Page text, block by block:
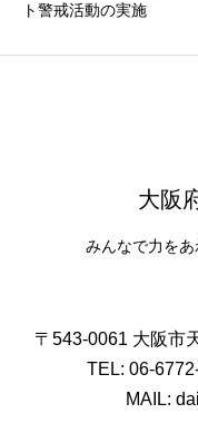
ト警戒活動の実施
大阪
みんなで力を
〒543-0061 大阪市
TEL: 06-
MAIL: